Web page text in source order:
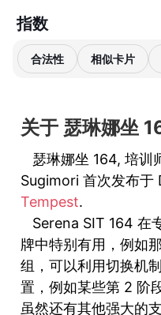
指数
合法性 相似卡片
关于 瑟琳娜坐
瑟琳娜坐 164, 培训
Sugimori 首次发布于
Tempest.
Serena SIT 164 在
牌中特别有用，例如
组，可以利用切换机
置，例如某些第 2 阶
虽然还有其他强大的